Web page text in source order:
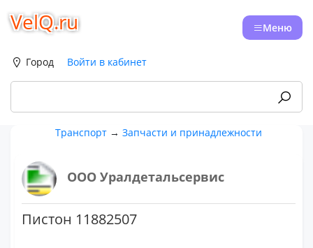
VelQ.ru Меню
Город Войти в кабинет
Транспорт →Запчасти и принадлежности
ООО Уралдетальсервис
Пистон 11882507